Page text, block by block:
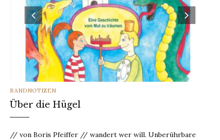
CATEGORIES
RANDNOTIZEN
Über die Hügel
// von Boris Pfeiffer // wandert wer will. Unberührbare